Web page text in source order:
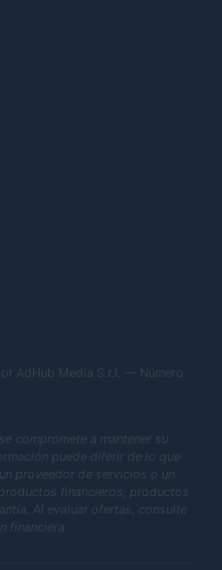
AdHub Media S.r.l. — Número
compromete a mantener su
puede diferir de lo que
proveedor de servicios o un
financieros, productos
Al evaluar ofertas, consulte
financiera.